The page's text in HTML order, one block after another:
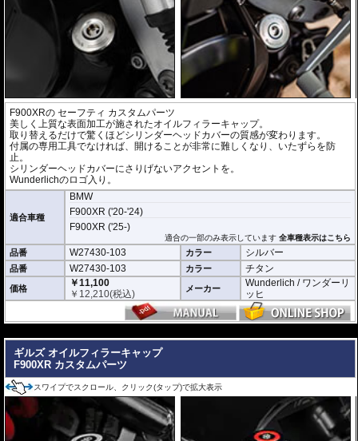
F900XRの セーフティ カスタムパーツ
美しく上質な表面加工が施されたオイルフィラーキャップ。
取り替えるだけで驚くほどシリンダーヘッドカバーの質感が変わります。
付属の専用工具でなければ、開けることが非常に難しくなり、いたずらを防
止。
シリンダーヘッドカバーにさりげないアクセントを。
Wunderlichのロゴ入り。
適合車種
BMW
F900XR ('20-'24)
F900XR ('25-)
適合の一部のみ表示しています全車種表示はこちら
品番 W27430-103 カラー シルバー
品番 W27430-103 カラー チタン
価格
￥11,100
￥ 12,210(税込) メーカー
Wunderlich / ワンダーリ
ッヒ
ギルズ オイルフィラーキャップ
F900XR カスタムパーツ
スワイプでスクロール、クリック(タップ)で拡大表示